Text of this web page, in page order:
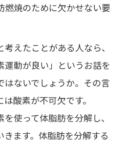
燃焼のために欠かせない要
えたことがある人なら、
運動が良い」というお話を
はないでしょうか。その言
酸素が不可欠です。
使って体脂肪を分解し、
ます。体脂肪を分解する